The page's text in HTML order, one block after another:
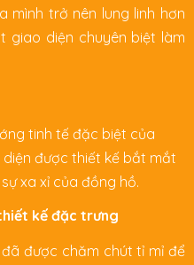
mình trở nên lung linh hơn
giao diện chuyên biệt làm
tinh tế đặc biệt của
được thiết kế bắt mắt
xa xỉ của đồng hồ.
kế đặc trưng
được chăm chút tỉ mỉ để